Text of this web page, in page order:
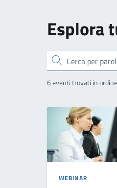
Esplora
Cerca
6 eventi trovati in
WEBINAR